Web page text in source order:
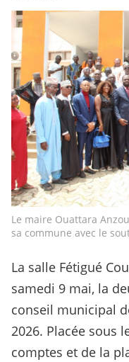
Le maire Ouattara
sa commune avec le
La salle Fétigué
samedi 9 mai, la
conseil municipal
2026. Placée sous
comptes et de la